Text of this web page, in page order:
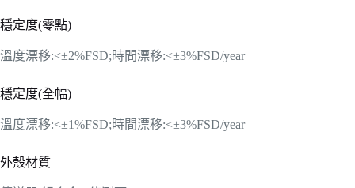
穩定度(零點)
溫度漂移:<±2%FSD;時間漂移:<±3%FSD/year
穩定度(全幅)
溫度漂移:<±1%FSD;時間漂移:<±3%FSD/year
外殼材質